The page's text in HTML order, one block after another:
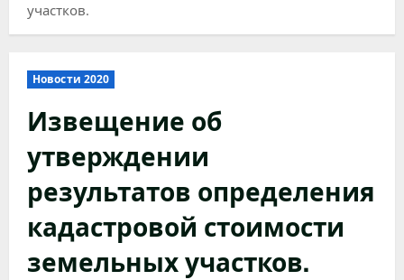
участков.
Новости 2020
Извещение об
утверждении
результатов определения
кадастровой стоимости
земельных участков.